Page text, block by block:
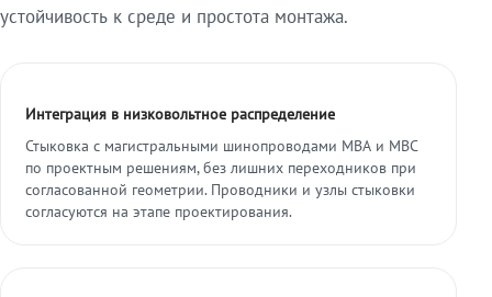
устойчивость к среде и простота монтажа.
Интеграция в низковольтное распределение
Стыковка с магистральными шинопроводами МВА и МВС
по проектным решениям, без лишних переходников при
согласованной геометрии. Проводники и узлы стыковки
согласуются на этапе проектирования.